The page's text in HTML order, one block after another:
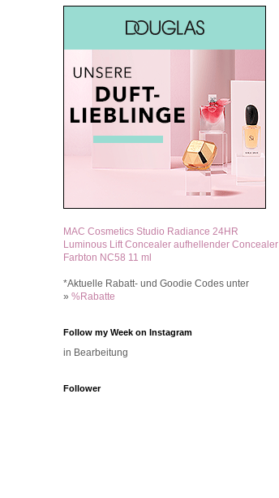
MAC Cosmetics Studio Radiance 24HR
Luminous Lift Concealer aufhellender Concealer
Farbton NC58 11 ml
*Aktuelle Rabatt- und Goodie Codes unter
» %Rabatte
Follow my Week on Instagram
in Bearbeitung
Follower